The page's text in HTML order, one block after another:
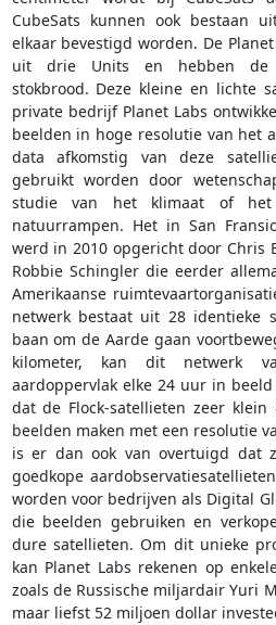
CubeSats kunnen ook bestaan
elkaar bevestigd worden. De
uit drie Units en hebben de
stokbrood. Deze kleine en lichte
private bedrijf Planet Labs
beelden in hoge resolutie van het
data afkomstig van deze
gebruikt worden door
studie van het klimaat of
natuurrampen. Het in San
werd in 2010 opgericht door Chris
Robbie Schingler die eerder
Amerikaanse
netwerk bestaat uit 28 identieke
baan om de Aarde gaan
kilometer, kan dit netwerk
aardoppervlak elke 24 uur in
dat de Flock-satellieten zeer
beelden maken met een resolutie
is er dan ook van overtuigd dat
goedkope
worden voor bedrijven als Digital
die beelden gebruiken en
dure satellieten. Om dit unieke
kan Planet Labs rekenen op
zoals de Russische miljardair Yuri
maar liefst 52 miljoen dollar